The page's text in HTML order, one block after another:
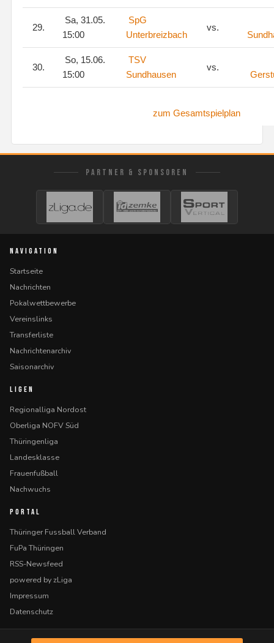
29.
Sa, 31.05.
15:00
SpG
Unterbreizbach
vs.
30.
So, 15.06.
15:00
TSV
Sundhausen
vs.
zum Gesamtspielplan
PARTNER & SPONSOREN
NAVIGATION
Startseite
Nachrichten
Pokalwettbewerbe
Vereinslinks
Transferliste
Nachrichtenarchiv
Saisonarchiv
LIGEN
Regionalliga Nordost
Oberliga NOFV Süd
Thüringenliga
Landesklasse
Frauenfußball
Nachwuchs
PORTAL
Thüringer Fussball Verband
FuPa Thüringen
RSS-Newsfeed
powered by zLiga
Impressum
Datenschutz